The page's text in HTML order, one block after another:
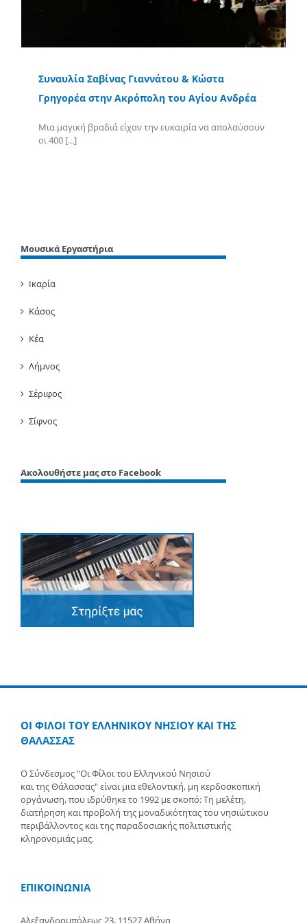
Συναυλία Σαβίνας Γιαννάτου & Κώστα
Γρηγορέα στην Ακρόπολη του Αγίου Ανδρέα
Μια μαγική βραδιά είχαν την ευκαιρία να απολαύσουν
οι 400 [...]
Μουσικά Εργαστήρια
Ικαρία
Κάσος
Κέα
Λήμνος
Σέριφος
Σίφνος
Ακολουθήστε μας στο Facebook
ΟΙ ΦΙΛΟΙ ΤΟΥ ΕΛΛΗΝΙΚΟΥ ΝΗΣΙΟΥ ΚΑΙ ΤΗΣ
ΘΑΛΑΣΣΑΣ
Ο Σύνδεσμος "Οι Φίλοι του Ελληνικού Νησιού
και της Θάλασσας" είναι μια εθελοντική, μη κερδοσκοπική
οργάνωση, που ιδρύθηκε το 1992 με σκοπό: Τη μελέτη,
διατήρηση και προβολή της μοναδικότητας του νησιώτικου
περιβάλλοντος και της παραδοσιακής πολιτιστικής
κληρονομιάς μας.
ΕΠΙΚΟΙΝΩΝΙΑ
Αλεξανδρουπόλεως 23, 11527 Αθήνα